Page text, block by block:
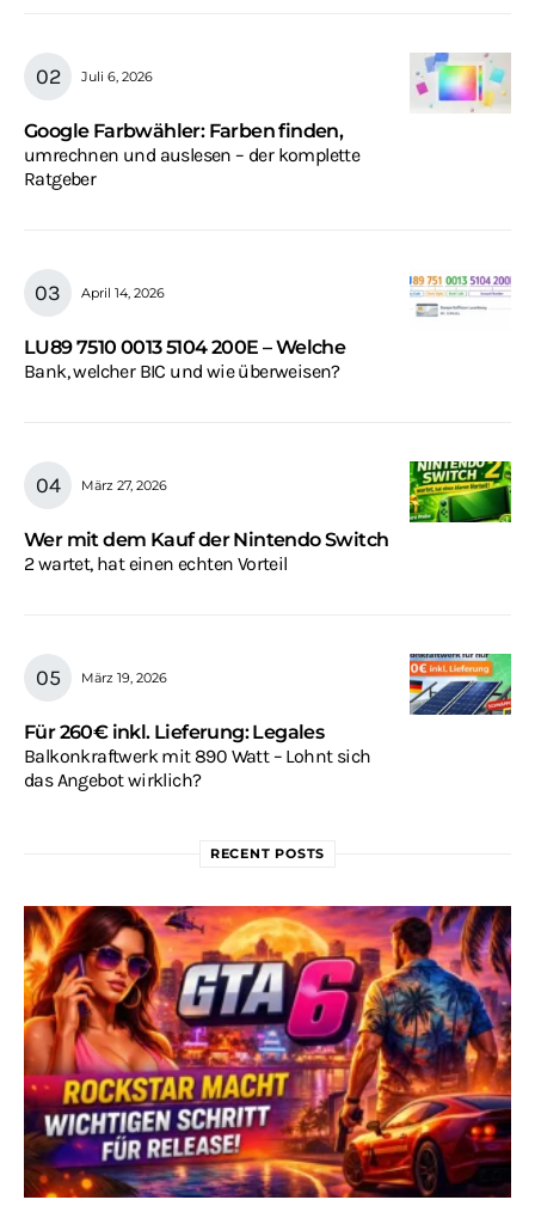
Juli 6, 2026
Google Farbwähler: Farben finden,
umrechnen und auslesen – der komplette
Ratgeber
April 14, 2026
LU89 7510 0013 5104 200E – Welche
Bank, welcher BIC und wie überweisen?
März 27, 2026
Wer mit dem Kauf der Nintendo Switch
2 wartet, hat einen echten Vorteil
März 19, 2026
Für 260€ inkl. Lieferung: Legales
Balkonkraftwerk mit 890 Watt – Lohnt sich
das Angebot wirklich?
RECENT POSTS